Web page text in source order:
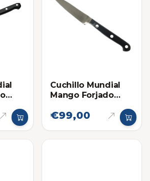
Cuchillo Mundial
Mango Forjado
Pulgadas y 1/2
€99,00